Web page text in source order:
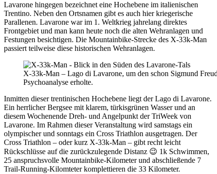
Lavarone hingegen bezeichnet eine Hochebene im italienischen
Trentino. Neben den Ortsnamen gibt es auch hier kriegerische
Parallenen. Lavarone war im 1. Weltkrieg jahrelang direktes
Frontgebiet und man kann heute noch die alten Wehranlagen und
Festungen besichtigen. Die Mountainbike-Strecke des X-33k-Man
passiert teilweise diese historischen Wehranlagen.
X-33k-Man – Lago di Lavarone, um den schon Sigmund
Psychoanalyse erholte.
Inmitten dieser trentinischen Hochebene liegt der Lago di Lavarone.
Ein herrlicher Bergsee mit klarem, türkisgrünen Wasser und an
diesem Wochenende Dreh- und Angelpunkt der TriWeek von
Lavarone. Im Rahmen dieser Veranstaltung wird samstags ein
olympischer und sonntags ein Cross Triathlon ausgetragen. Der
Cross Triathlon – oder kurz X-33k-Man – gibt recht leicht
Rückschlüsse auf die zurückzulegende Distanz 😉 1k Schwimmen,
25 anspruchsvolle Mountainbike-Kilometer und abschließende 7
Trail-Running-Kilomteter komplettieren die 33 Kilometer.